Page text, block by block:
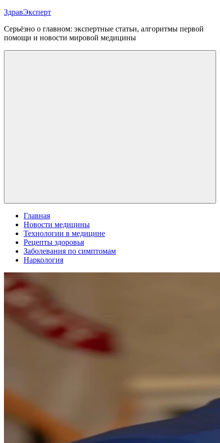
Перейти
содержимому
ЗдравЭксперт
Серьёзно о главном: экспертные статьи, алгоритмы первой
помощи и новости мировой медицины
Главная
Новости медицины
Технологии в медицине
Рецепты здоровья
Заболевания по симптомам
Наркология